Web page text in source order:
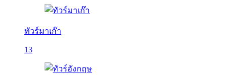
ทัวร์มาเก๊า
13